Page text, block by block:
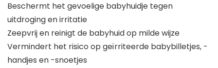
Beschermt het gevoelige babyhuidje tegen
uitdroging en irritatie
Zeepvrij en reinigt de babyhuid op milde wijze
Vermindert het risico op geïrriteerde babybilletjes, -
handjes en -snoetjes